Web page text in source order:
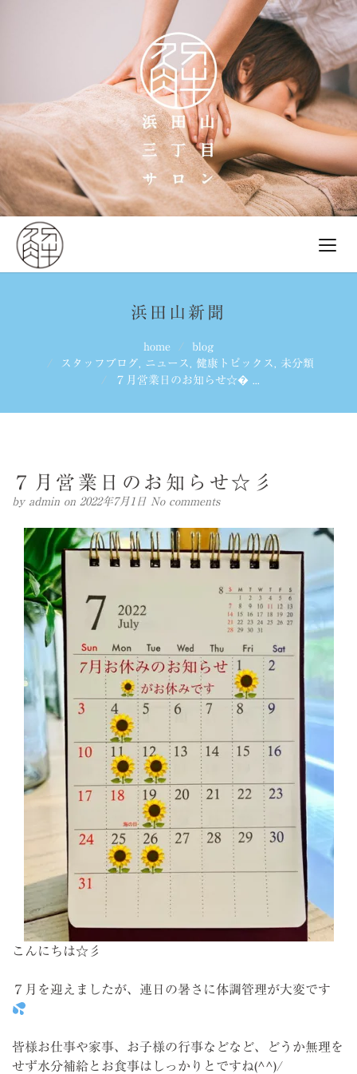
浜田山新聞
home
blog
スタッフブログ, ニュース , 健康トピックス , 未分類
７月営業日のお知らせ☆� ...
７月営業日のお知らせ☆彡
by admin on 2022年7月1日 No comments
こんにちは☆彡
７月を迎えましたが、連日の暑さに体調管理が大変です
皆様お仕事や家事、お子様の行事などなど、どうか無理を
せず水分補給とお食事はしっかりとですね(^^)/